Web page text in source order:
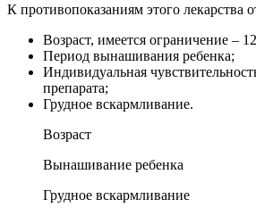
К противопоказаниям этого лекарства
Возраст, имеется ограничение –
Период вынашивания ребенка;
Индивидуальная
препарата;
Грудное вскармливание.
Возраст
Вынашивание ребенка
Грудное вскармливание